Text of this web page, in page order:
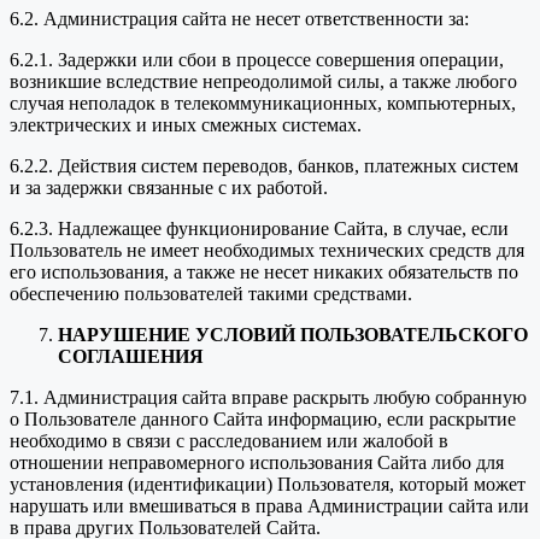
6.2. Администрация сайта не несет ответственности за:
6.2.1. Задержки или сбои в процессе совершения операции,
возникшие вследствие непреодолимой силы, а также любого
случая неполадок в телекоммуникационных, компьютерных,
электрических и иных смежных системах.
6.2.2. Действия систем переводов, банков, платежных систем
и за задержки связанные с их работой.
6.2.3. Надлежащее функционирование Сайта, в случае, если
Пользователь не имеет необходимых технических средств для
его использования, а также не несет никаких обязательств по
обеспечению пользователей такими средствами.
НАРУШЕНИЕ УСЛОВИЙ ПОЛЬЗОВАТЕЛЬСКОГО
СОГЛАШЕНИЯ
7.1. Администрация сайта вправе раскрыть любую собранную
о Пользователе данного Сайта информацию, если раскрытие
необходимо в связи с расследованием или жалобой в
отношении неправомерного использования Сайта либо для
установления (идентификации) Пользователя, который может
нарушать или вмешиваться в права Администрации сайта или
в права других Пользователей Сайта.